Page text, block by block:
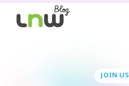
JOIN US